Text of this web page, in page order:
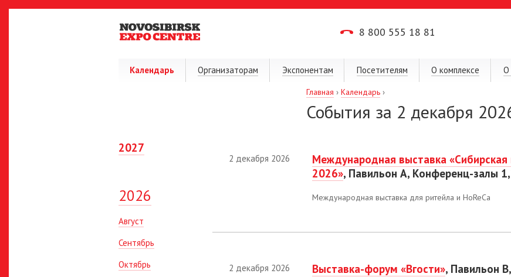
8 800 555 18 81
Календарь Организаторам Экспонентам Посетителям О комплексе О
Главная › Календарь ›
События за 2 декабря
2027
2026
Август
Сентябрь
Октябрь
2 декабря 2026
Международная выставка
2026», Павильон А, Конференц-залы
Международная выставка для ритейла и HoReCa
2 декабря 2026 Выставка-форум «Вгости», Павильон